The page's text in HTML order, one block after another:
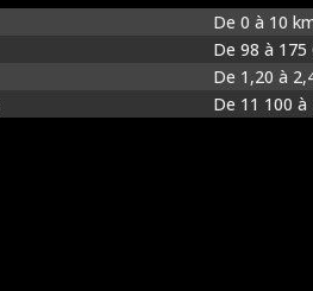
De 0 à 10
De 98 à 175
De 1,20 à
De 11 100 à